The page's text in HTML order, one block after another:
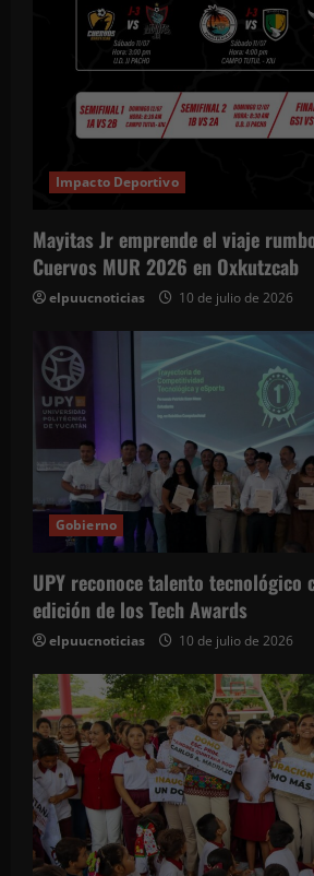
Impacto Deportivo
Mayitas Jr emprende el viaje
Cuervos MUR 2026 en Oxkutzcab
elpuucnoticias 10 de julio de 2026
Gobierno
UPY reconoce talento tecnológico
edición de los Tech Awards
elpuucnoticias 10 de julio de 2026